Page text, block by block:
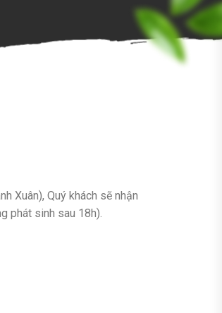
Xuân), Quý khách sẽ nhận
phát sinh sau 18h).